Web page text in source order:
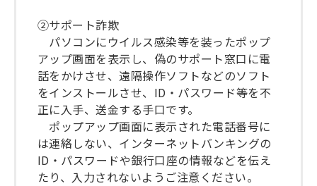
②サポート詐欺
パソコンにウイルス感染等を装ったポップ
アップ画面を表示し、偽のサポート窓口に電
話をかけさせ、遠隔操作ソフトなどのソフト
をインストールさせ、ID・パスワード等を不
正に入手、送金する手口です。
ポップアップ画面に表示された電話番号に
は連絡しない、インターネットバンキングの
ID・パスワードや銀行口座の情報などを伝え
たり、入力されないようご注意ください。